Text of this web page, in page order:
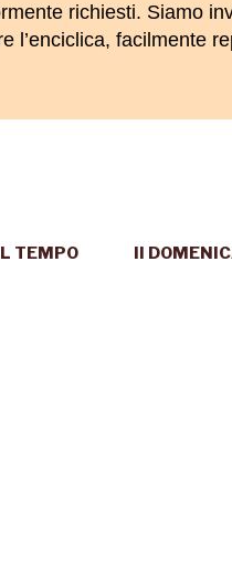
richiesti. Siamo
l’enciclica, facilmente
TEMPO
II